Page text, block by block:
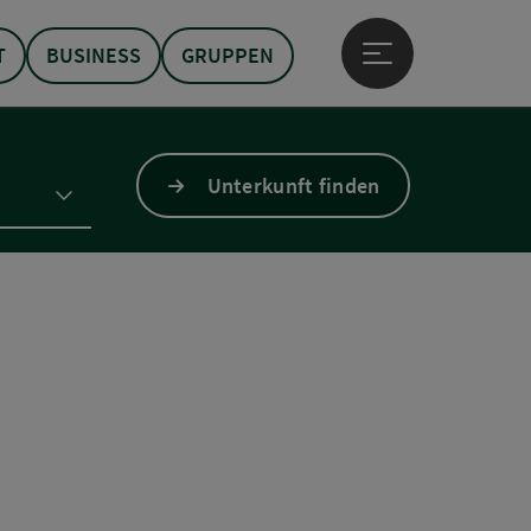
BUSINESS GRUPPEN
Hauptmenü öffnen
Unterkunft finden